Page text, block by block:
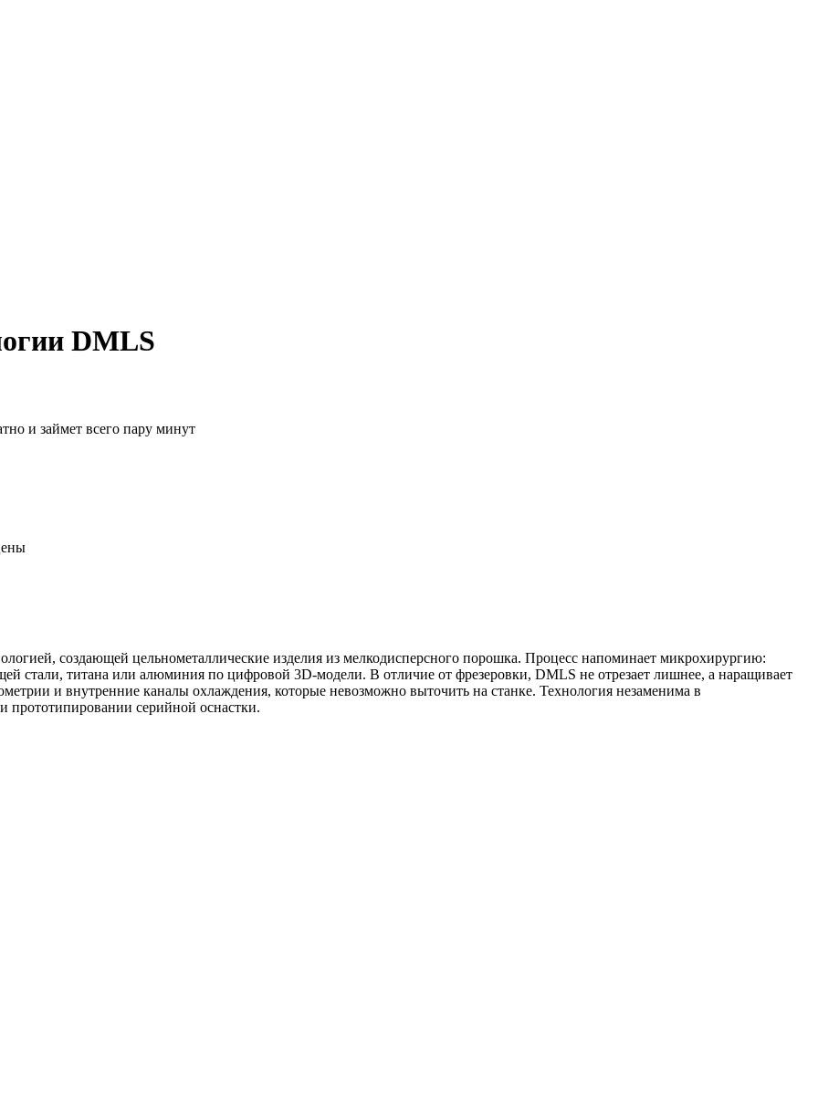
DMLS
и займет всего пару минут
создающей цельнометаллические изделия из мелкодисперсного порошка. Процесс напоминает микрохирургию:
стали, титана или алюминия по цифровой 3D-модели. В отличие от фрезеровки, DMLS не отрезает лишнее, а наращивает
и внутренние каналы охлаждения, которые невозможно выточить на станке. Технология незаменима в
прототипировании серийной оснастки.